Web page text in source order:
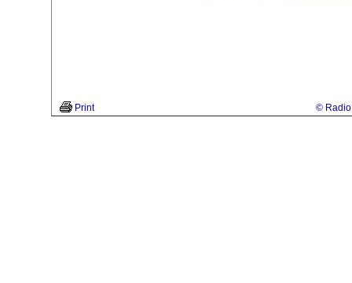
Print © Radio